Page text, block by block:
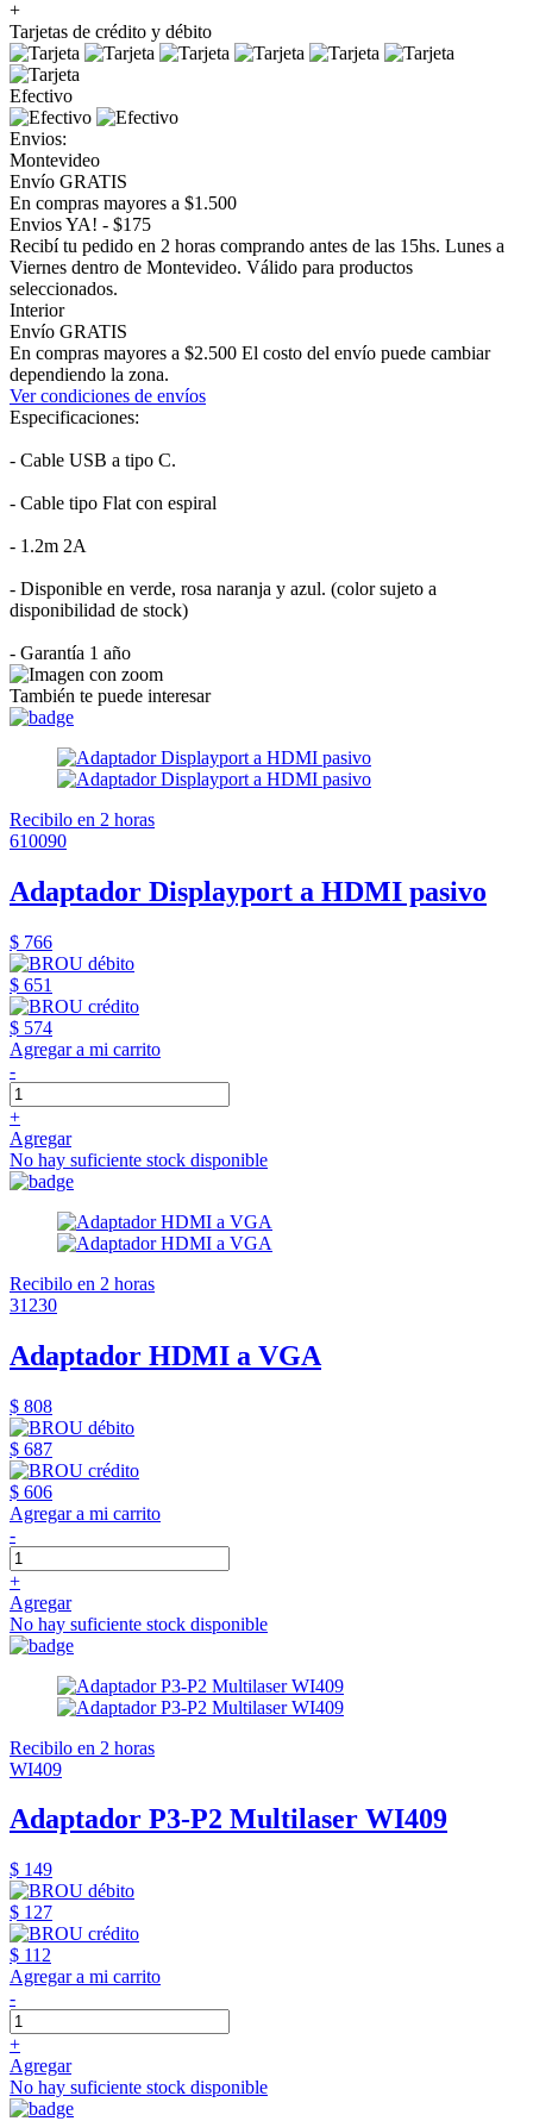
+
Tarjetas de crédito y débito
Efectivo
Envios:
Montevideo
Envío GRATIS
En compras mayores a $1.500
Envios YA! - $175
Recibí tu pedido en 2 horas comprando antes de las 15hs. Lunes a
Viernes dentro de Montevideo. Válido para productos
seleccionados.
Interior
Envío GRATIS
En compras mayores a $2.500 El costo del envío puede cambiar
dependiendo la zona.
Ver condiciones de envíos
Especificaciones:
- Cable USB a tipo C.
- Cable tipo Flat con espiral
- 1.2m 2A
- Disponible en verde, rosa naranja y azul. (color sujeto a
disponibilidad de stock)
- Garantía 1 año
También te puede interesar
Recibilo en 2 horas
610090
Adaptador Displayport a HDMI pasivo
$ 766
$ 651
$ 574
Agregar a mi carrito
-
+
Agregar
No hay suficiente stock disponible
Recibilo en 2 horas
31230
Adaptador HDMI a VGA
$ 808
$ 687
$ 606
Agregar a mi carrito
-
+
Agregar
No hay suficiente stock disponible
Recibilo en 2 horas
WI409
Adaptador P3-P2 Multilaser WI409
$ 149
$ 127
$ 112
Agregar a mi carrito
-
+
Agregar
No hay suficiente stock disponible